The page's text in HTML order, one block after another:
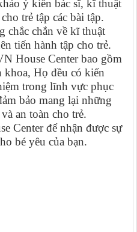
ý kiến bác sĩ, kĩ thuật
trẻ tập các bài tập.
chắn về kĩ thuật
tiến hành tập cho trẻ.
House Center bao gồm
khoa, Họ đều có kiến
trong lĩnh vực phục
bảo mang lại những
an toàn cho trẻ.
Center để nhận được sự
bé yêu của bạn.